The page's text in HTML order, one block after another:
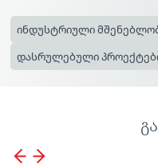
ინდუსტრიული
დასრულებული